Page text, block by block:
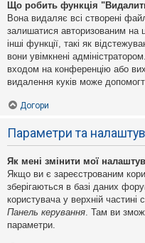
Що робить функція
Вона видаляє всі створені
залишатися авторизованим на
інші функції, такі як
вони увімкнені
входом на конференцію або
видалення куків може
Догори
Параметри та
Як мені змінити мої
Якщо ви є зареєстрованим
зберігаються в базі даних
користувача у верхній частині
Панель керування . Там ви
параметри.